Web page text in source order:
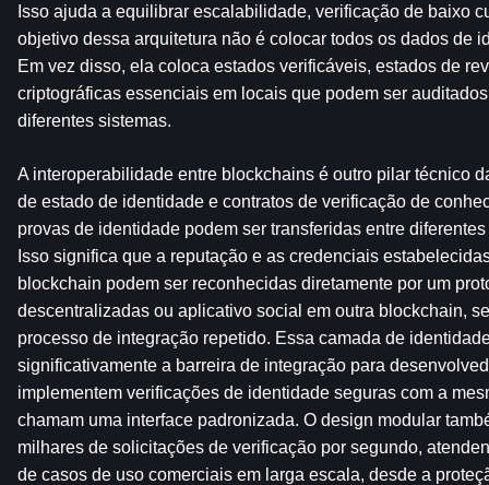
Isso ajuda a equilibrar escalabilidade, verificação de baixo
objetivo dessa arquitetura não é colocar todos os dados de
Em vez disso, ela coloca estados verificáveis, estados de
criptográficas essenciais em locais que podem ser
diferentes sistemas.
A interoperabilidade entre blockchains é outro pilar técnico
de estado de identidade e contratos de verificação de
provas de identidade podem ser transferidas entre
Isso significa que a reputação e as credenciais
blockchain podem ser reconhecidas diretamente por um
descentralizadas ou aplicativo social em outra blockchain,
processo de integração repetido. Essa camada de
significativamente a barreira de integração para
implementem verificações de identidade seguras com a
chamam uma interface padronizada. O design modular
milhares de solicitações de verificação por segundo,
de casos de uso comerciais em larga escala, desde a